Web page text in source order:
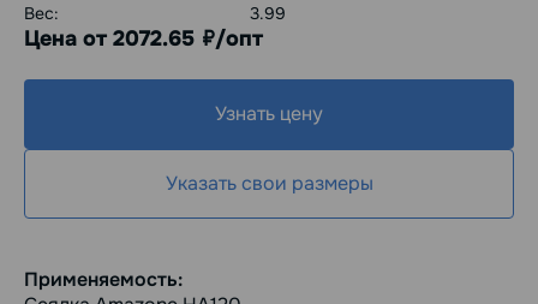
Вес: 3.99
Цена от 2072.65 руб./опт
Узнать цену
Указать свои размеры
Применяемость: